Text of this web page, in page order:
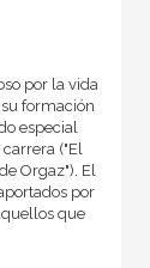
por la vida
formación
especial
("El
Orgaz"). El
por
que